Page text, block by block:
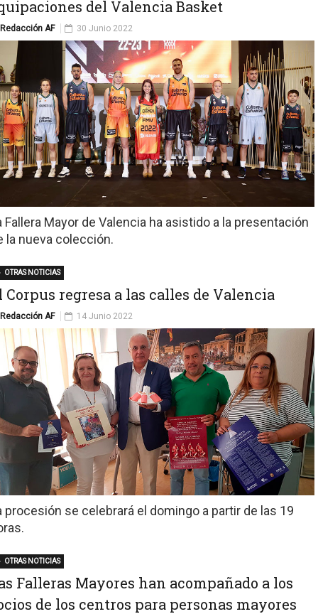
del Valencia Basket
Redacción AF 30 Junio 2022
Fallera Mayor de Valencia ha asistido a la presentación
la nueva colección.
Corpus regresa a las calles de Valencia
Redacción AF
OTRAS NOTICIAS
14 Junio 2022
procesión se celebrará el domingo a partir de las 19
Falleras Mayores han acompañado a los
de los centros para personas mayores
OTRAS NOTICIAS